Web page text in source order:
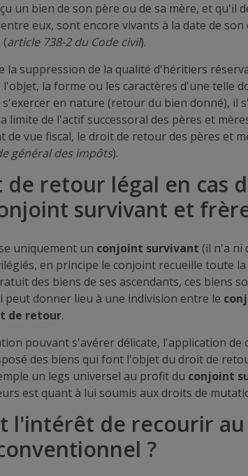
un bien de son père ou de sa mère, et qu'il
eux, sont encore vivants à la date de son
(article 738-2 du Code civil).
la suppression de la qualité d'héritiers
la forme ou les caractères d'une telle
en nature (retour du bien donné), il
limite de l'actif successoral des pères et
de vue fiscal, le droit de retour des pères et
général des impôts).
de retour légal en cas
survivant et
uniquement un conjoint survivant (il n'a ni
en principe le conjoint recueille toute la
des biens de ses ascendants, ces biens
donner lieu à une indivision entre le
de retour.
pouvant s'avérer délicate, l'application de
des biens qui font l'objet du droit de
un legs universel au profit du conjoint
est quant à lui soumis aux droits de
l'intérêt de recourir
?